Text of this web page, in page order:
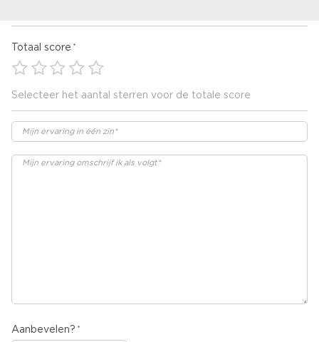
Totaal score
Selecteer het aantal sterren voor de totale score
Aanbevelen?